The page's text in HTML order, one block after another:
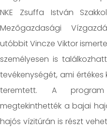
NKE Zsuffa István
Mezőgazdasági
utóbbit Vincze Viktor
személyesen is
tevékenységét, ami
teremtett. A
megtekinthették a bajai
hajós vízitúrán is részt